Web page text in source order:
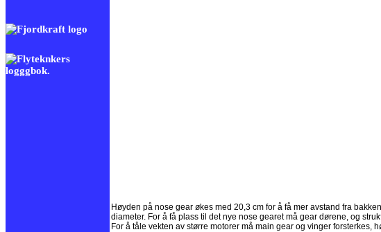
Høyden på nose gear økes med 20,3 cm for å få mer avstand fra
diameter. For å få plass til det nye nose gearet må gear dørene, og
For å tåle vekten av større motorer må main gear og vinger forsterkes,